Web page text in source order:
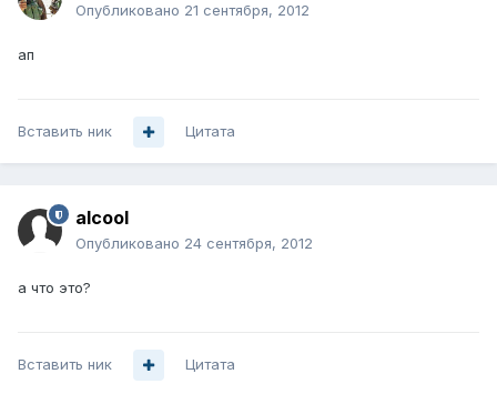
Опубликовано 21 сентября, 2012
ап
Вставить ник Цитата
alcool
Опубликовано 24 сентября, 2012
а что это?
Вставить ник Цитата